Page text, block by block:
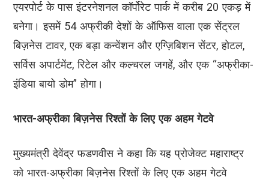
एयरपोर्ट के पास इंटरनेशनल कॉर्पोरेट पार्क में करीब 20 एकड़ में
बनेगा। इसमें 54 अफ्रीकी देशों के ऑफिस वाला एक सेंट्रल
बिज़नेस टावर, एक बड़ा कन्वेंशन और एग्ज़िबिशन सेंटर, होटल,
सर्विस अपार्टमेंट, रिटेल और कल्चरल जगहें, और एक “अफ्रीका-
इंडिया बायो डोम” होगा।
भारत-अफ्रीका बिज़नेस रिश्तों के लिए एक अहम गेटवे
मुख्यमंत्री देवेंद्र फडणवीस ने कहा कि यह प्रोजेक्ट महाराष्ट्र
को भारत-अफ्रीका बिज़नेस रिश्तों के लिए एक अहम गेटवे